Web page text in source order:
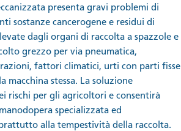
presenta gravi problemi di
sostanze cancerogene e residui di
dagli organi di raccolta a spazzole e
grezzo per via pneumatica,
fattori climatici, urti con parti fisse
stessa. La soluzione
rischi per gli agricoltori e consentirà
specializzata ed
alla tempestività della raccolta.